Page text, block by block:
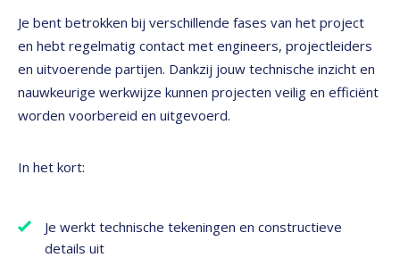
Je bent betrokken bij verschillende fases van het project
en hebt regelmatig contact met engineers, projectleiders
en uitvoerende partijen. Dankzij jouw technische inzicht en
nauwkeurige werkwijze kunnen projecten veilig en efficiënt
worden voorbereid en uitgevoerd.
In het kort:
Je werkt technische tekeningen en constructieve
details uit